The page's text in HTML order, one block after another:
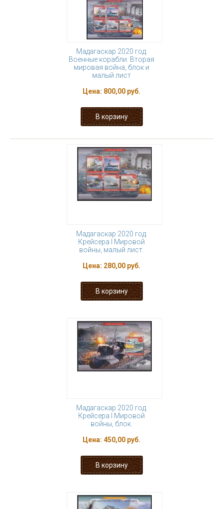
Мадагаскар 2020 год.
Военные корабли. Вторая
мировая война, блок и
малый лист
Цена: 800,00 руб.
Мадагаскар 2020 год.
Крейсера I Мировой
войны, малый лист.
Цена: 280,00 руб.
Мадагаскар 2020 год.
Крейсера I Мировой
войны, блок.
Цена: 450,00 руб.